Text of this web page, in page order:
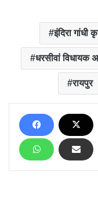
इंदिरा गांधी
धरसीवां विधायक
रायपुर